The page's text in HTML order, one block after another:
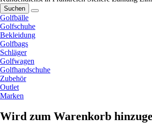
Suchen
Golfbälle
Golfschuhe
Bekleidung
Golfbags
Schläger
Golfwagen
Golfhandschuhe
Zubehör
Outlet
Marken
Wird zum Warenkorb